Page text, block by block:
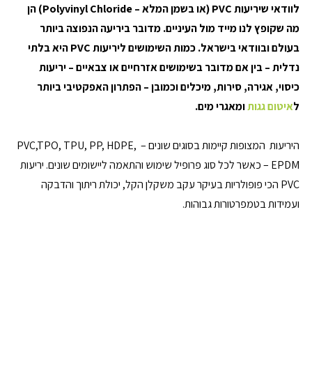
לוודאי שיריעות PVC (או בשמן המלא – Polyvinyl Chloride) הן
מה שקופץ לנו מייד מול העיניים. מדובר ביריעה הנפוצה ביותר
בעולם ובוודאי בישראל. כמות השימושים ליריעות PVC היא בלתי
נדלית – בין אם מדובר בשימושים אזרחיים או צבאיים – יריעות
כיסוי, אגירה, סירות, מיכלים וכמובן – הפתרון האפקטיבי ביותר
לאיטום גגות ומאגרי מים.
היריעות  המצופות קיימות בסוגים שונים – PVC,TPO, TPU, PP, HDPE,
EPDM – כאשר לכל סוג פרופיל שימוש והתאמה ליישומים שונים. יריעות
PVC הכי פופולריות בעיקר עקב משקלן הקל, יכולת ריתוך והדבקה
ועמידות בטמפרטורות גבוהות.